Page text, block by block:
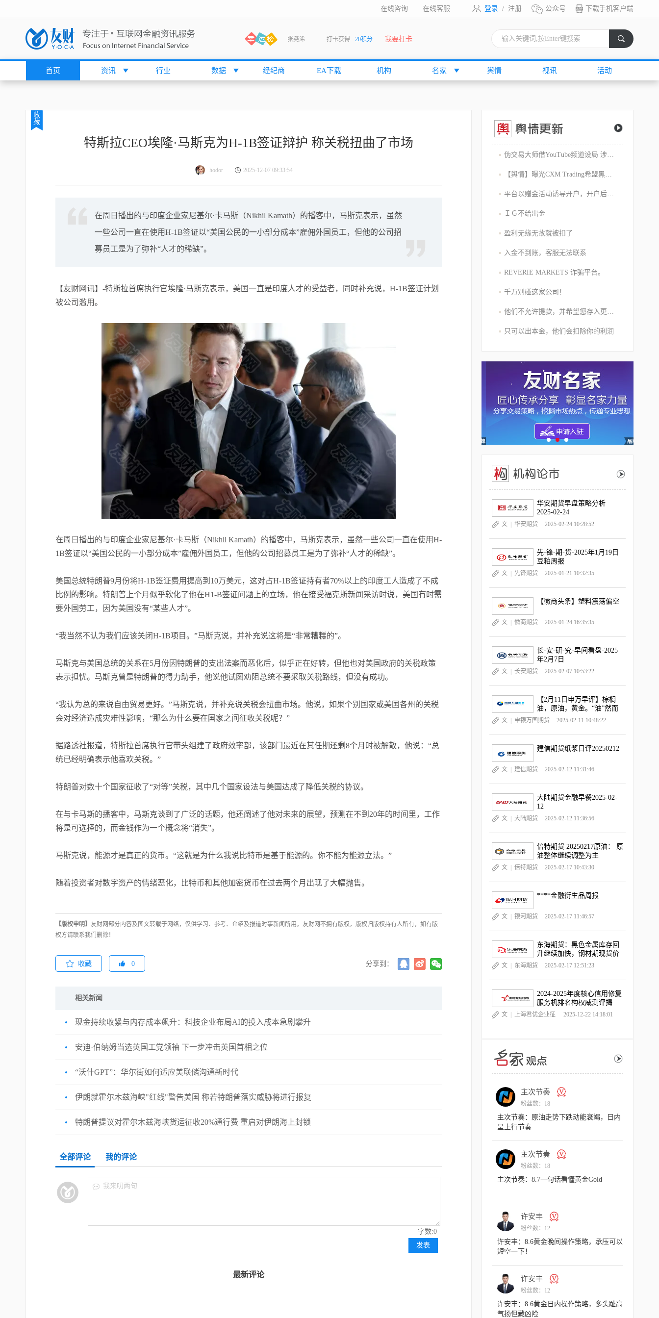
登录 / 注册 公众号 下载手机客户端
在线咨询 在线客服
张尧浠 打卡获得 20积分
打卡获得
何小冰 打卡获得 10积分
张尧浠
张尧浠 打卡获得 10积分
袁友江 打卡获得 10积分
何小冰 打卡获得 20积分
打卡获得
张尧浠 打卡获得
何小冰 打卡获得 15积分
张尧浠 打卡获得 15积分
张尧浠 打卡获得 10积分
袁友江 打卡获得 20积分
张尧浠 打卡获得 15积分
袁友江 打卡获得 10积分
张尧浠 打卡获得 20积分
何小冰 打卡获得 10积分
我要打卡
首页 资讯 行业 数据 经纪商 EA下载 机构 名家 舆情 视讯 活动
收
藏
特斯拉CEO埃隆·马斯克为H-1B签证辩护 称关税扭曲了市场
hodor 2025-12-07 09:33:54
在周日播出的与印度企业家尼基尔·卡马斯（Nikhil Kamath）的播客中，马斯克表示，虽然
一些公司一直在使用H-1B签证以“美国公民的一小部分成本”雇佣外国员工，但他的公司招
募员工是为了弥补“人才的稀缺”。
【友财网讯】-特斯拉首席执行官埃隆·马斯克表示，美国一直是印度人才的受益者，同时补充说，H-1B签证计划
被公司滥用。
在周日播出的与印度企业家尼基尔·卡马斯（Nikhil Kamath）的播客中，马斯克表示，虽然一些公司一直在使用H-
1B签证以“美国公民的一小部分成本”雇佣外国员工，但他的公司招募员工是为了弥补“人才的稀缺”。
美国总统特朗普9月份将H-1B签证费用提高到10万美元，这对占H-1B签证持有者70%以上的印度工人造成了不成
比例的影响。特朗普上个月似乎软化了他在H1-B签证问题上的立场，他在接受福克斯新闻采访时说，美国有时需
要外国劳工，因为美国没有“某些人才”。
“我当然不认为我们应该关闭H-1B项目。”马斯克说，并补充说这将是“非常糟糕的”。
马斯克与美国总统的关系在5月份因特朗普的支出法案而恶化后，似乎正在好转，但他也对美国政府的关税政策
表示担忧。马斯克曾是特朗普的得力助手，他说他试图劝阻总统不要采取关税路线，但没有成功。
“我认为总的来说自由贸易更好。”马斯克说，并补充说关税会扭曲市场。他说，如果个别国家或美国各州的关税
会对经济造成灾难性影响，“那么为什么要在国家之间征收关税呢？”
据路透社报道，特斯拉首席执行官带头组建了政府效率部，该部门最近在其任期还剩8个月时被解散，他说：“总
统已经明确表示他喜欢关税。”
特朗普对数十个国家征收了“对等”关税，其中几个国家设法与美国达成了降低关税的协议。
在与卡马斯的播客中，马斯克谈到了广泛的话题，他还阐述了他对未来的展望，预测在不到20年的时间里，工作
将是可选择的，而金钱作为一个概念将“消失”。
马斯克说，能源才是真正的货币。“这就是为什么我说比特币是基于能源的。你不能为能源立法。”
随着投资者对数字资产的情绪恶化，比特币和其他加密货币在过去两个月出现了大幅抛售。
【版权申明】 友财网部分内容及图文转载于网络，仅供学习、参考、介绍及报道时事新闻所用。友财网不拥有版权，版权归版权持有人所有，如有版
权方请联系我们删除！
收藏 0 分享到：
相关新闻
现金持续收紧与内存成本飙升：科技企业布局AI的投入成本急剧攀升
安迪·伯纳姆当选英国工党领袖 下一步冲击英国首相之位
“沃什GPT”：华尔街如何适应美联储沟通新时代
伊朗就霍尔木兹海峡"红线"警告美国 称若特朗普落实威胁将进行报复
特朗普提议对霍尔木兹海峡货运征收20%通行费 重启对伊朗海上封锁
全部评论 我的评论
字数:0
我来叨两句
发表
最新评论
伪交易大师借YouTube频道设局 涉嫌1800万美元庞氏骗局
【舆情】曝光CXM Trading希盟黑幕：平台擅自下单 异常交易致30多万美金账户爆仓 客户资金遭无故转移
平台以赠金活动诱导开户，开户后入金容易出金难，难细究
ＩＧ不给出金
盈利无缘无故就被扣了
入金不到账，客服无法联系
REVERIE MARKETS 诈骗平台。
千万别碰这家公司！
他们不允许提款，并希望您存入更多的资金
只可以出本金，他们会扣除你的利润
华安期货早盘策略分析
2025-02-24
文 | 华安期货 2025-02-24 10:28:52
先-锋-期-货-2025年1月19日
豆粕周报
文 | 先锋期货 2025-01-21 10:32:35
【徽商头条】塑料震荡偏空
文 | 徽商期货 2025-01-24 16:35:35
长-安-研-究-早间看盘-2025
年2月7日
文 | 长安期货 2025-02-07 10:53:22
【2月11日申万早评】棕榈
油，原油，黄金。“油”然而
升，“金金”乐道
文 | 申银万国期货 2025-02-11 10:48:22
建信期货纸浆日评20250212
文 | 建信期货 2025-02-12 11:31:46
大陆期货金融早餐2025-02-
12
文 | 大陆期货 2025-02-12 11:36:56
倍特期货 20250217原油： 原
油整体继续调整为主
文 | 倍特期货 2025-02-17 10:43:30
****金融衍生品周报
文 | 银河期货 2025-02-17 11:46:57
东海期货：黑色金属库存回
升继续加快，钢材期现货价
格跌幅扩大
文 | 东海期货 2025-02-17 12:51:23
2024-2025年度核心信用修复
服务机排名构权威测评揭
晓，《中国晨报》独家深度
文 | 上海君优企业征
2025-12-22 14:18:01
粉丝数：372
薛晓庆：黄金，已重回上涨结构
许安丰：8.7黄金日内操作策略，非农来袭
主次节奏
粉丝数：18
主次节奏：原油走势下跌动能衰竭，日内
呈上行节奏
主次节奏
粉丝数：18
主次节奏：8.7一句话看懂黄金Gold
许安丰
粉丝数：12
许安丰：8.6黄金晚间操作策略，承压可以
短空一下！
许安丰
粉丝数：12
许安丰：8.6黄金日内操作策略，多头趾高
气扬但藏凶险